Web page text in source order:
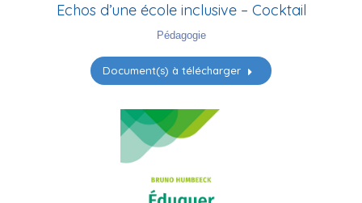
Echos d’une école inclusive – Cocktail
Pédagogie
Document(s) à télécharger